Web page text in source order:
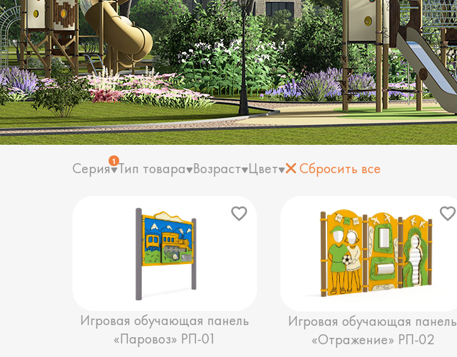
Серия1 Тип товара Возраст Цвет Сбросить все
Игровая обучающая панель
«Паровоз» РП-01
Игровая обучающая панель
«Отражение» РП-02